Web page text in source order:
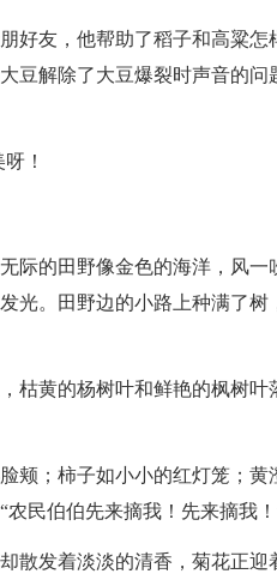
好友，他帮助了稻子和高粱怎
豆解除了大豆爆裂时声音的问
！
际的田野像金色的海洋，风一
光。田野边的小路上种满了树
枯黄的杨树叶和鲜艳的枫树叶
颊；柿子如小小的红灯笼；黄
民伯伯先来摘我！先来摘我
散发着淡淡的清香，菊花正迎